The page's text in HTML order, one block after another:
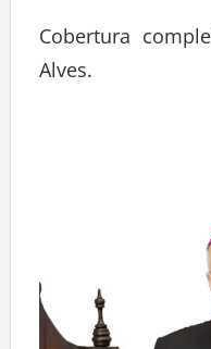
Cobertura
Alves.